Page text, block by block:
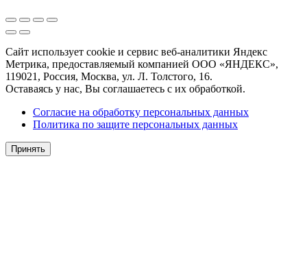
Сайт использует cookie и сервис веб-аналитики Яндекс
Метрика, предоставляемый компанией ООО «ЯНДЕКС»,
119021, Россия, Москва, ул. Л. Толстого, 16.
Оставаясь у нас, Вы соглашаетесь с их обработкой.
Согласие на обработку персональных данных
Политика по защите персональных данных
Принять